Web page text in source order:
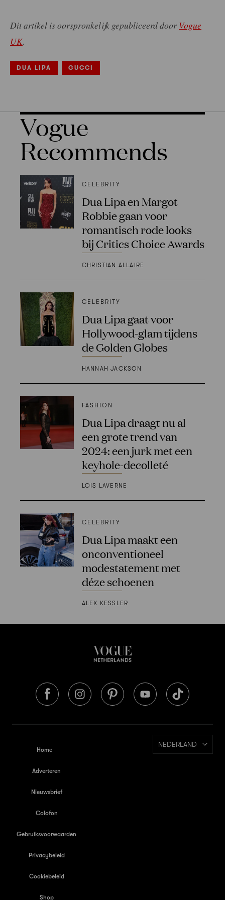
Dit artikel is oorspronkelijk gepubliceerd door Vogue
UK.
DUA LIPA GUCCI
Vogue
Recommends
CELEBRITY
Dua Lipa en Margot
Robbie gaan voor
romantisch rode looks
bij Critics Choice Awards
CHRISTIAN ALLAIRE
CELEBRITY
Dua Lipa gaat voor
Hollywood-glam tijdens
de Golden Globes
HANNAH JACKSON
FASHION
Dua Lipa draagt nu al
een grote trend van
2024: een jurk met een
keyhole-decolleté
LOIS LAVERNE
CELEBRITY
Dua Lipa maakt een
onconventioneel
modestatement met
déze schoenen
ALEX KESSLER
Home
Adverteren
Nieuwsbrief
Colofon
Gebruiksvoorwaarden
Privacybeleid
Cookiebeleid
Shop
NEDERLAND